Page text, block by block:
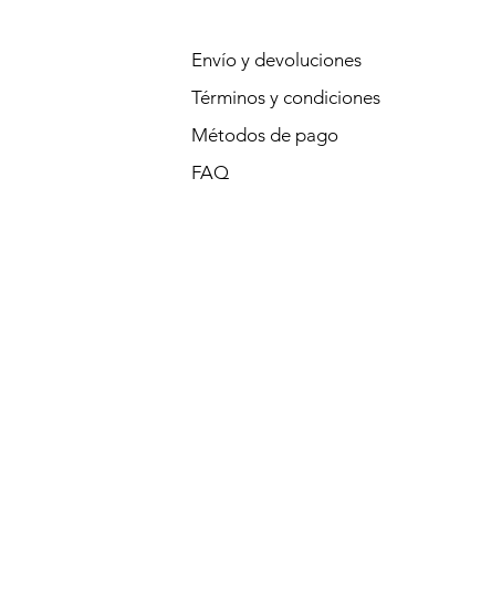
Envío y devoluciones
Términos y condiciones
Métodos de pago
FAQ